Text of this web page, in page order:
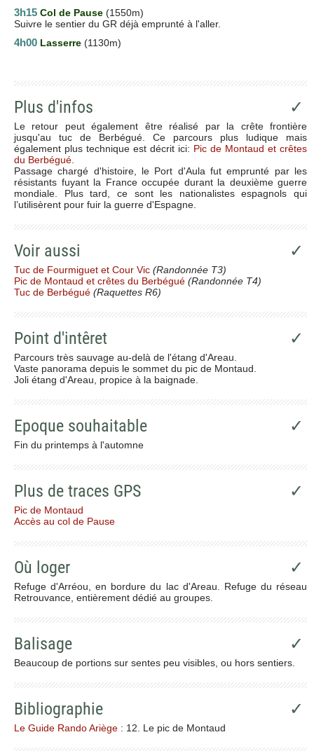
3h15 Col de Pause (1550m)
Suivre le sentier du GR déjà emprunté à l'aller.
4h00 Lasserre (1130m)
Plus d'infos ✓
Le retour peut également être réalisé par la crête frontière
jusqu'au tuc de Berbégué. Ce parcours plus ludique mais
également plus technique est décrit ici: Pic de Montaud et crêtes
du Berbégué
Passage chargé d'histoire, le Port d'Aula fut emprunté par les
résistants fuyant la France occupée durant la deuxième guerre
mondiale. Plus tard, ce sont les nationalistes espagnols qui
l’utilisèrent pour fuir la guerre d'Espagne.
Voir aussi ✓
Tuc de Fourmiguet et Cour Vic (Randonnée T3)
Pic de Montaud et crêtes du Berbégué (Randonnée T4)
Tuc de Berbégué (Raquettes R6)
Point d'intêret ✓
Parcours très sauvage au-delà de l'étang d'Areau.
Vaste panorama depuis le sommet du pic de Montaud.
Joli étang d'Areau, propice à la baignade.
Epoque souhaitable ✓
Fin du printemps à l'automne
Plus de traces GPS ✓
Pic de Montaud
Accès au col de Pause
Où loger ✓
Refuge d'Arréou, en bordure du lac d'Areau. Refuge du réseau
Retrouvance, entièrement dédié au groupes.
Balisage ✓
Beaucoup de portions sur sentes peu visibles, ou hors sentiers.
Bibliographie ✓
Le Guide Rando Ariège : 12. Le pic de Montaud